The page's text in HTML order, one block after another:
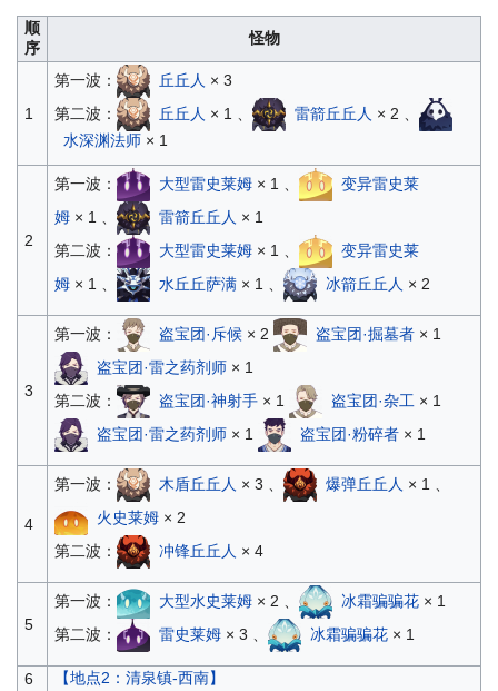
顺
序
怪物
1
第一波： 丘丘人 × 3
第二波：
丘丘人 × 1 、 雷箭丘丘人 × 2 、
水深渊法师× 1
2
第一波： 大型雷史莱姆× 1 、
变异雷史莱
姆× 1 、 雷箭丘丘人 × 1
第二波：
大型雷史莱姆× 1 、
变异雷史莱
姆× 1 、 水丘丘萨满× 1 、 冰箭丘丘人 × 2
3
第一波： 盗宝团·斥候× 2 盗宝团·掘墓者× 1
盗宝团·雷之药剂师× 1
第二波：
盗宝团·神射手× 1 盗宝团·杂工 × 1
盗宝团·雷之药剂师× 1 盗宝团·粉碎者× 1
4
第一波： 木盾丘丘人 × 3 、 爆弹丘丘人 × 1 、
火史莱姆× 2
第二波：
冲锋丘丘人 × 4
5
第一波： 大型水史莱姆× 2 、 冰霜骗骗花× 1
第二波：
雷史莱姆× 3 、 冰霜骗骗花× 1
6 【地点2：清泉镇-西南】